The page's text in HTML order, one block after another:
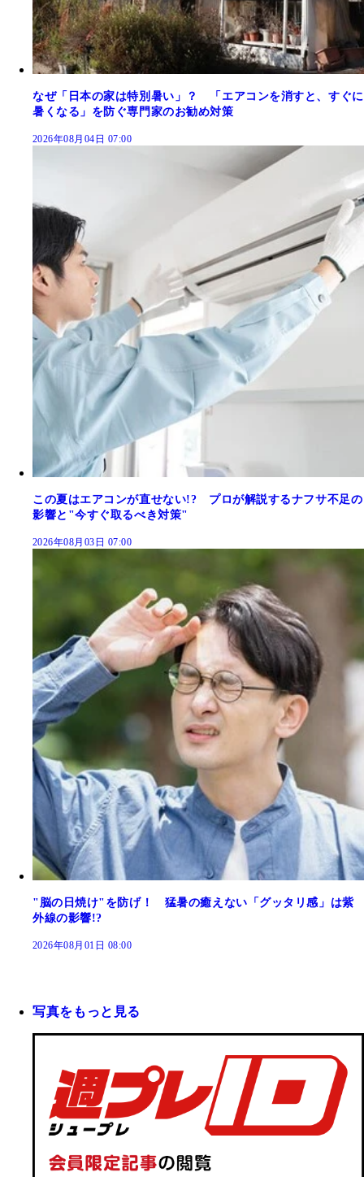
なぜ「日本の家は特別暑い」？ 「エアコンを消すと、すぐに
暑くなる」を防ぐ専門家のお勧め対策
2026年08月04日 07:00
この夏はエアコンが直せない!? プロが解説するナフサ不足の
影響と"今すぐ取るべき対策"
2026年08月03日 07:00
"脳の日焼け"を防げ！ 猛暑の癒えない「グッタリ感」は紫
外線の影響!?
2026年08月01日 08:00
写真をもっと見る